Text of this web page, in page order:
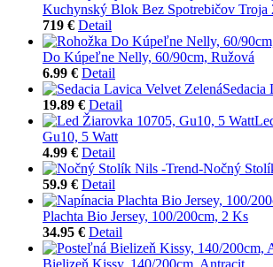
Kuchynský Blok Bez Spotrebičov Troja
719 € Detail
Do Kúpeľne Nelly, 60/90cm, Ružová
6.99 € Detail
Sedacia
19.89 € Detail
Gu10, 5 Watt
4.99 € Detail
Nočný
59.9 € Detail
Plachta Bio Jersey, 100/200cm, 2 Ks
34.95 € Detail
Bielizeň Kissy, 140/200cm, Antracit